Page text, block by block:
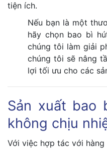
tiện ích.
Nếu bạn là một
hãy chọn bao bì
chúng tôi làm giải
chúng tôi sẽ nâng
lợi tối ưu cho các
Sản xuất bao
không chịu
Với việc hợp tác với